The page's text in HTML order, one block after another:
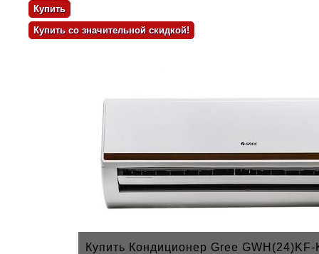
Купить Кондиционер Gree